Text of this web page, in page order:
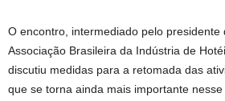
O encontro, intermediado pelo presidente
Associação Brasileira da Indústria de
discutiu medidas para a retomada das
que se torna ainda mais importante